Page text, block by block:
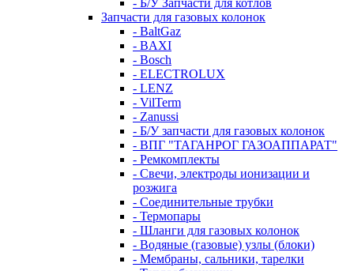
- Б/У Запчасти для котлов
Запчасти для газовых колонок
- BaltGaz
- BAXI
- Bosch
- ELECTROLUX
- LENZ
- VilTerm
- Zanussi
- Б/У запчасти для газовых колонок
- ВПГ "ТАГАНРОГ ГАЗОАППАРАТ"
- Ремкомплекты
- Свечи, электроды ионизации и
розжига
- Соединительные трубки
- Термопары
- Шланги для газовых колонок
- Водяные (газовые) узлы (блоки)
- Мембраны, сальники, тарелки